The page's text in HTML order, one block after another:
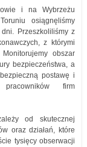
i na Wybrzeżu
osiągnęliśmy
Przeszkoliliśmy z
z którymi
obszar
bezpieczeństwa, a
postawę i
firm
od skutecznej
oraz działań, które
tysięcy obserwacji